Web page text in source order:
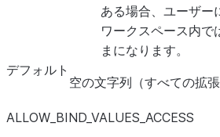
ある場合、ユーザー
ワークスペース内で
まになります。
デフォルト
空の文字列（すべての拡
ALLOW_BIND_VALUES_ACCESS